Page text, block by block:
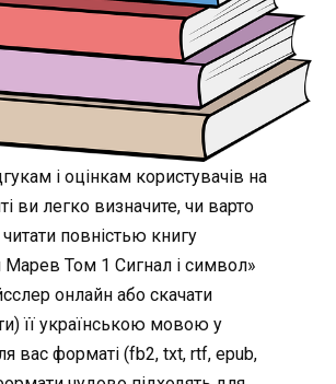
і оцінкам користувачів на
ви легко визначите, чи варто
повністью книгу
Марев Том 1 Сигнал і символ»
онлайн або скачати
її українською мовою у
вас форматі (fb2, txt, rtf, epub,